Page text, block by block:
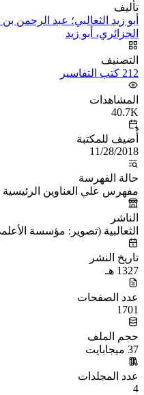
تأليف
أبو زيد الثعالبي؛ عبد الرحمن
الجزائري، أبو زيد
التصنيف
212 كتب التفاسير
المشاهدات
40.7K
أُضيف للمكتبة
11/28/2018
حالة الفهرسة
مفهرس علي العناوين الرئيسية
الناشر
الثعالبية (تصوير: مؤسسة
تاريخ النشر
1327 هـ
عدد الصفحات
1701
حجم الملف
37 ميجابايت
عدد المجلدات
4